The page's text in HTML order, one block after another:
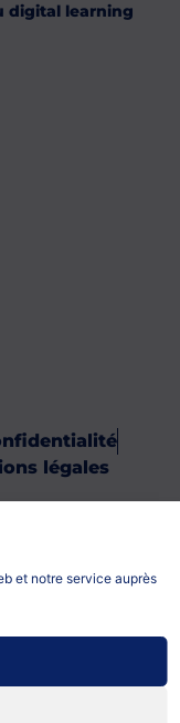
et notre service auprès
digital learning
légales